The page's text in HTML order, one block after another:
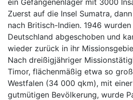
Zuerst auf die Insel Sumatra,
nach Britisch-Indien. 1946
Deutschland abgeschoben und
wieder zurück in ihr
Nach dreißigjähriger
Timor, flächenmäßig etwa so
Westfalen (34 000 qkm), mit
gutmütigen Bevölkerung, wurde